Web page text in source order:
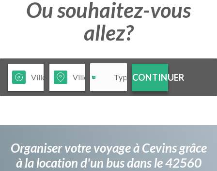
Ou souhaitez-vous
allez?
CONTINUER
Organiser votre voyage à Cevins grâce
à la location d'un bus dans le 42560